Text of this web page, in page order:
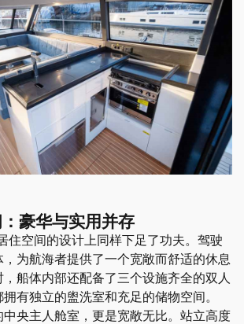
豪华与实用并存
住空间的设计上同样下足了功夫。驾驶
为航海者提供了一个宽敞而舒适的休息
船体内部还配备了三个设施齐全的双人
有独立的盥洗室和充足的储物空间。
央主人舱室，更是宽敞无比。站立高度